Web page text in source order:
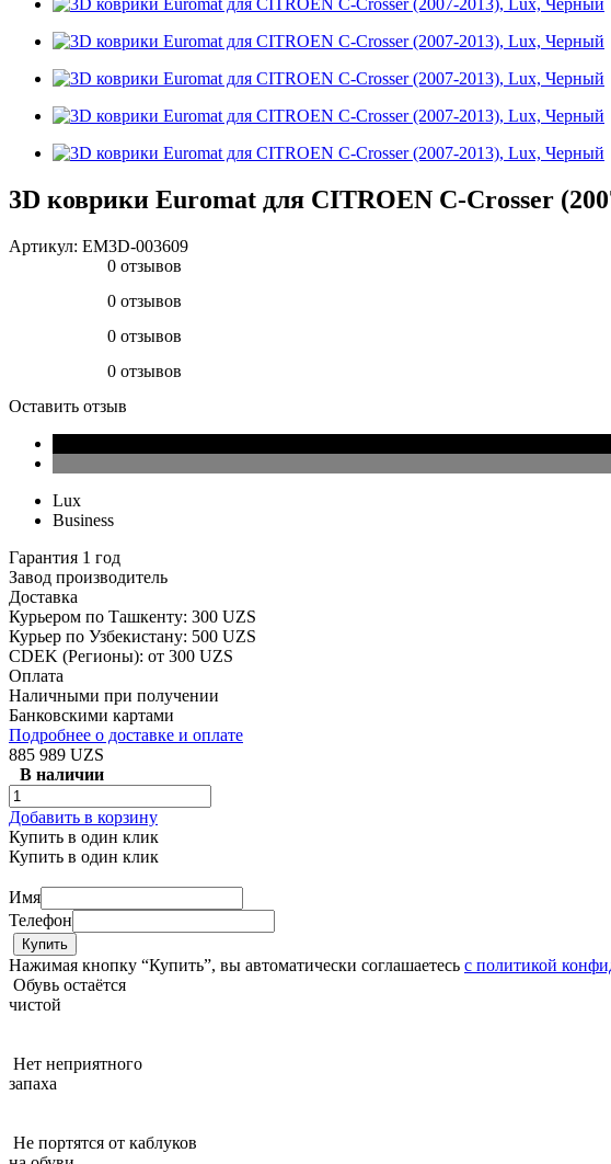
3D коврики Euromat для CITROEN C-Crosser
Артикул: EM3D-003609
0 отзывов
0 отзывов
0 отзывов
0 отзывов
Оставить отзыв
Lux
Business
Гарантия 1 год
Завод производитель
Доставка
Курьером по Ташкенту: 300 UZS
Курьер по Узбекистану: 500 UZS
CDEK (Регионы): от 300 UZS
Оплата
Наличными при получении
Банковскими картами
Подробнее о доставке и оплате
885 989 UZS
В наличии
Добавить в корзину
Купить в один клик
Купить в один клик
Имя
Телефон
Нажимая кнопку “Купить”, вы автоматически соглашаетесь с политикой
Обувь остаётся
чистой
Нет неприятного
запаха
Не портятся от каблуков